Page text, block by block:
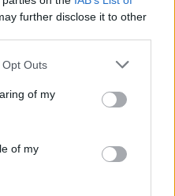
further disclose it to other
uses one or more Google
behaviour. You may click to
and its third-party tags to
purposes in below Google
Outs
of my
of my
“K2 Ventum” vēja parka
gremdēšana liek domāt
par nedrošu valsti